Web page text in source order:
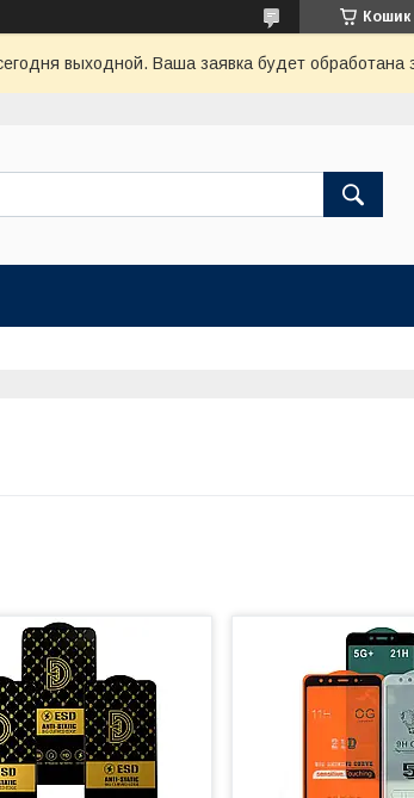
Кошик
выходной. Ваша заявка будет обработана